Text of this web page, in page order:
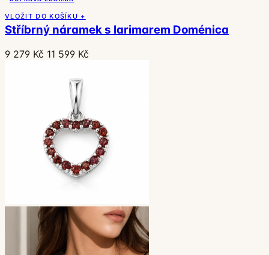
VLOŽIT DO KOŠÍKU +
Stříbrný náramek s larimarem Doménica
9 279 Kč 11 599 Kč